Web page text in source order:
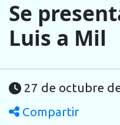
Se
Luis a Mil
27 de octubre
Compartir